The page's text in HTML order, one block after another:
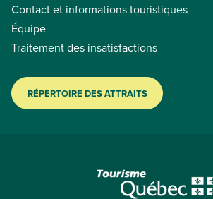
Contact et informations touristiques
Équipe
Traitement des insatisfactions
RÉPERTOIRE DES ATTRAITS